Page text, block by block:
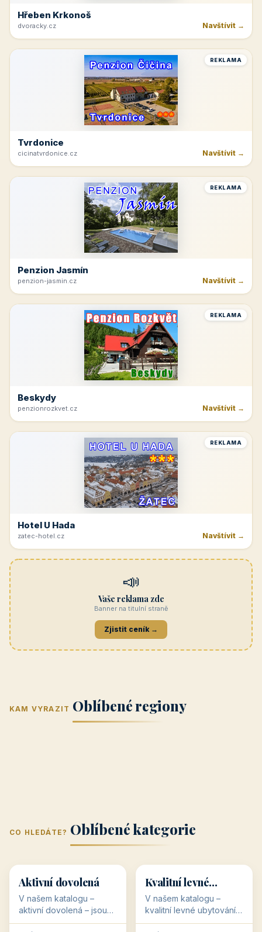
Hřeben Krkonoš
dvoracky.cz Navštívit →
REKLAMA
Tvrdonice
cicinatvrdonice.cz Navštívit →
REKLAMA
Penzion Jasmín
penzion-jasmin.cz Navštívit →
REKLAMA
Beskydy
penzionrozkvet.cz Navštívit →
REKLAMA
Hotel U Hada
zatec-hotel.cz Navštívit →
📣
Vaše reklama zde
Banner na titulní straně
Zjistit ceník →
KAM VYRAZIT Oblíbené regiony
(Jihomoravský
kraj)
kraj)
Zlínský kraj Žilinský
Karlovarský
Střední Čechy
(Středočeský
CO HLEDÁTE? Oblíbené kategorie
🥾 36 objektů
Aktivní dovolená
V našem katalogu –
aktivní dovolená – jsou
pro Vás připraveny
💰
💰
34 objektů
Kvalitní levné
ubytování
V našem katalogu –
kvalitní levné ubytování –
jsou pro Vás připraveny